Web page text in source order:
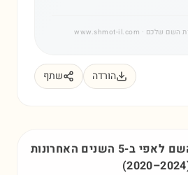
השם שלכם · www.shmot-il.com
הורדה שתף
לאפי ב-5 השנים האחרונות
(2020–2024